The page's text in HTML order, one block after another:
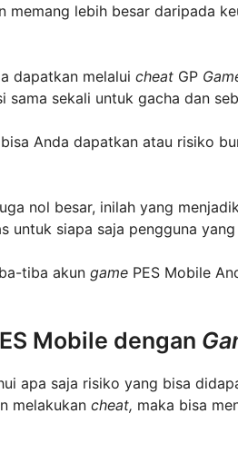
memang lebih besar daripada
dapatkan melalui cheat GP
sama sekali untuk gacha dan
Anda dapatkan atau risiko
nol besar, inilah yang
untuk siapa saja pengguna
tiba akun game PES Mobile
Mobile dengan
apa saja risiko yang bisa
melakukan cheat, maka bisa